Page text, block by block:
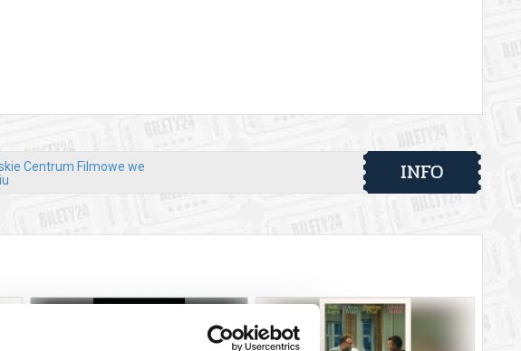
Centrum Filmowe we
INFO